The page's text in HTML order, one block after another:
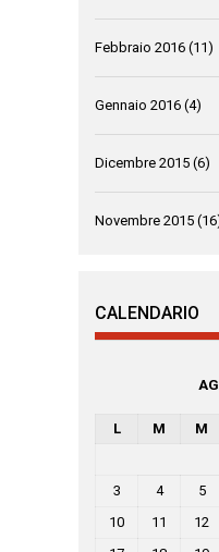
Febbraio 2016 (11)
Gennaio 2016 (4)
Dicembre 2015 (6)
Novembre 2015
CALENDARIO
L M M
3
4 5
10
11 12